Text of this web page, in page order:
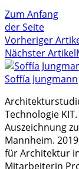
Zum Anfang
der Seite
Vorheriger
Nächster Artikel
Soffía Jungmann
Technologie
Auszeichnung
Mannheim.
für Architektur
Mitarbeiterin